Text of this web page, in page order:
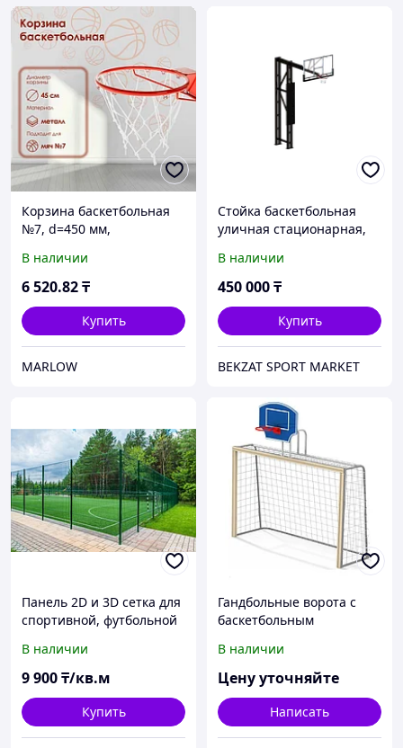
Корзина баскетбольная
№7, d=450 мм,
В наличии
6 520.82₸
Купить
MARLOW
Стойка баскетбольная
уличная стационарная,
кольцом и сеткой)
В наличии
450 000₸
Купить
BEKZAT SPORT MARKET
Панель 2D и 3D сетка для
спортивной, футбольной
площадки, баскетбольной
площадки
В наличии
9 900₸/кв.м
Купить
Гандбольные ворота с
баскетбольным
В наличии
Цену уточняйте
Написать